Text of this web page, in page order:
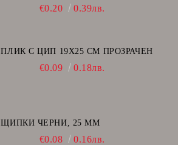
€0.20 0.39лв.
ПЛИК С ЦИП 19X25 CM ПРОЗРАЧЕН
€0.09 0.18лв.
ЩИПКИ ЧЕРНИ, 25 ММ
€0.08 0.16лв.